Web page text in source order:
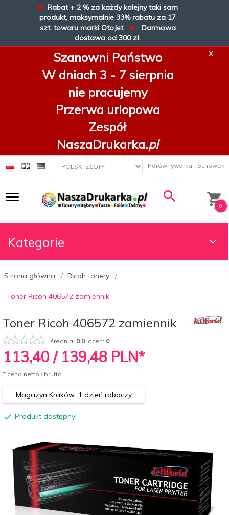
⊕ Rabat + 2 % za każdy kolejny taki sam
produkt, maksymalnie 33% rabatu za 17
szt. towaru marki OtoJet
⊕ Darmowa
dostawa od 300 zł.
Szanowni Państwo
W dniach 3 - 7 sierpnia
nie pracujemy
Przerwa urlopowa
Zespół
NaszaDrukarka.pl
X
currency_h Porównywarka Schowek
0
Kategorie
Strona główna Ricoh tonery
Toner Ricoh 406572 zamiennik
Toner Ricoh 406572 zamiennik
średnia: 0.0ocen: 0
113,40 / 139,48 PLN*
* cena netto / brutto
Magazyn Kraków: 1 dzień roboczy
Produkt dostępny!